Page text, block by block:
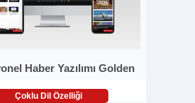
Haber Yazılımı Golden
Çoklu Dil Özelliği